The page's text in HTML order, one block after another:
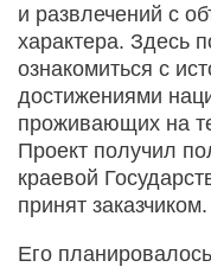
и развлечений с
характера. Здесь
ознакомиться с
достижениями
проживающих на
Проект получил
краевой
принят заказчиком.
Его